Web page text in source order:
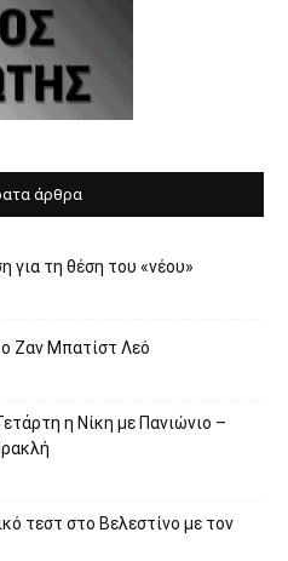
άρθρα
για τη θέση του «νέου»
Ζαν Μπατίστ Λεό
η Νίκη με Πανιώνιο –
τεστ στο Βελεστίνο με τον